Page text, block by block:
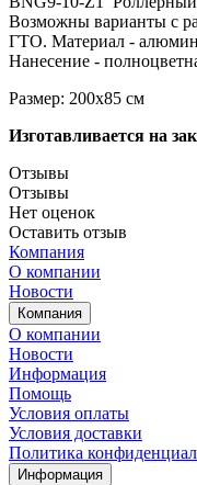
Возможны варианты с
ГТО. Материал -
Нанесение -
Размер: 200x85 см
Изготавливается на
Отзывы
Отзывы
Нет оценок
Оставить отзыв
Компания
О компании
Новости
Компания
О компании
Новости
Информация
Помощь
Условия оплаты
Условия доставки
Политика
Информация